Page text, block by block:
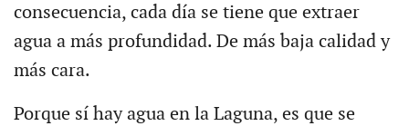
consecuencia, cada día se tiene que extraer
agua a más profundidad. De más baja calidad y
más cara.
Porque sí hay agua en la Laguna, es que se